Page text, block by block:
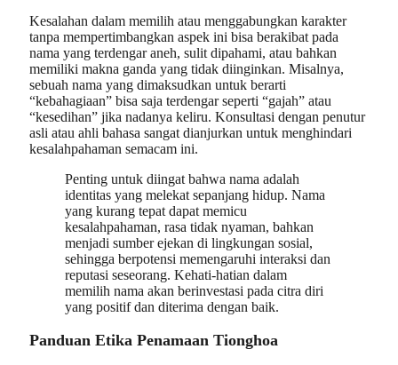
Kesalahan dalam memilih atau menggabungkan karakter
tanpa mempertimbangkan aspek ini bisa berakibat pada
nama yang terdengar aneh, sulit dipahami, atau bahkan
memiliki makna ganda yang tidak diinginkan. Misalnya,
sebuah nama yang dimaksudkan untuk berarti
“kebahagiaan” bisa saja terdengar seperti “gajah” atau
“kesedihan” jika nadanya keliru. Konsultasi dengan penutur
asli atau ahli bahasa sangat dianjurkan untuk menghindari
kesalahpahaman semacam ini.
Penting untuk diingat bahwa nama adalah
identitas yang melekat sepanjang hidup. Nama
yang kurang tepat dapat memicu
kesalahpahaman, rasa tidak nyaman, bahkan
menjadi sumber ejekan di lingkungan sosial,
sehingga berpotensi memengaruhi interaksi dan
reputasi seseorang. Kehati-hatian dalam
memilih nama akan berinvestasi pada citra diri
yang positif dan diterima dengan baik.
Panduan Etika Penamaan Tionghoa